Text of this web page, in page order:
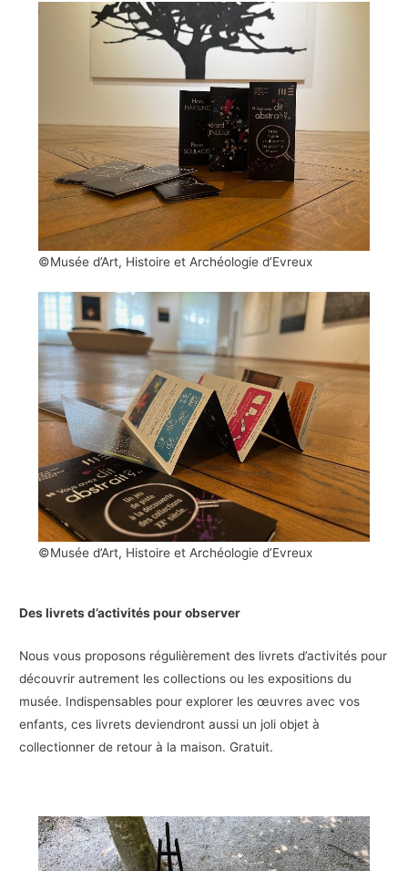
©Musée d’Art, Histoire et Archéologie d’Evreux
©Musée d’Art, Histoire et Archéologie d’Evreux
Des livrets d’activités pour observer
Nous vous proposons régulièrement des livrets d’activités pour
découvrir autrement les collections ou les expositions du
musée. Indispensables pour explorer les œuvres avec vos
enfants, ces livrets deviendront aussi un joli objet à
collectionner de retour à la maison. Gratuit.